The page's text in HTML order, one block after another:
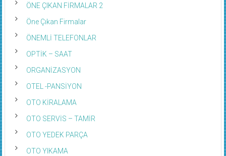
ÖNE ÇIKAN FİRMALAR 2
Öne Çıkan Firmalar
ÖNEMLİ TELEFONLAR
OPTİK – SAAT
ORGANİZASYON
OTEL -PANSİYON
OTO KİRALAMA
OTO SERVİS – TAMİR
OTO YEDEK PARÇA
OTO YIKAMA